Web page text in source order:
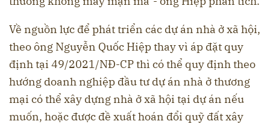
Về nguồn lực để phát triển các dự án nhà ở xã hội,
theo ông Nguyễn Quốc Hiệp thay vì áp đặt quy
định tại 49/2021/NĐ-CP thì có thể quy định theo
hướng doanh nghiệp đầu tư dự án nhà ở thương
mại có thể xây dựng nhà ở xã hội tại dự án nếu
muốn, hoặc được đề xuất hoán đổi quỹ đất xây